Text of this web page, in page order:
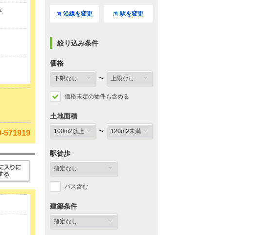
571919
沿線を変更 駅を変更
絞り込み条件
価格
〜
価格未定の物件も含める
土地面積
〜
駅徒歩
バス含む
建築条件